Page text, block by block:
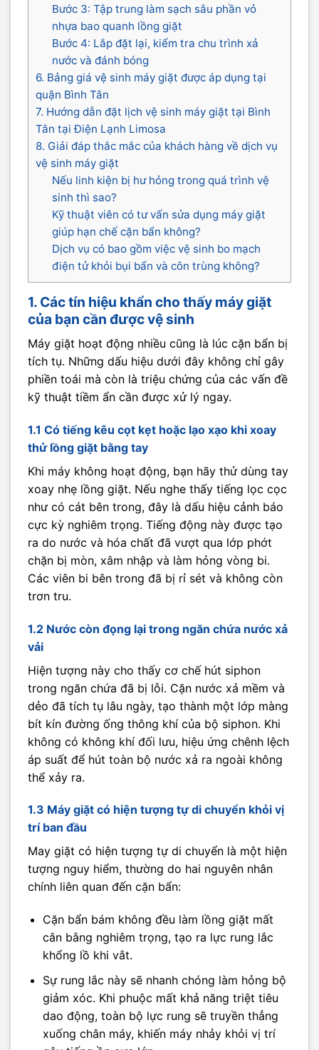
Bước 3: Tập trung làm sạch sâu phần vỏ
nhựa bao quanh lồng giặt
Bước 4: Lắp đặt lại, kiểm tra chu trình xả
nước và đánh bóng
6. Bảng giá vệ sinh máy giặt được áp dụng tại
quận Bình Tân
7. Hướng dẫn đặt lịch vệ sinh máy giặt tại Bình
Tân tại Điện Lạnh Limosa
8. Giải đáp thắc mắc của khách hàng về dịch vụ
vệ sinh máy giặt
Nếu linh kiện bị hư hỏng trong quá trình vệ
sinh thì sao?
Kỹ thuật viên có tư vấn sửa dụng máy giặt
giúp hạn chế cặn bẩn không?
Dịch vụ có bao gồm việc vệ sinh bo mạch
điện tử khỏi bụi bẩn và côn trùng không?
1. Các tín hiệu khẩn cho thấy máy giặt
của bạn cần được vệ sinh
Máy giặt hoạt động nhiều cũng là lúc cặn bẩn bị
tích tụ. Những dấu hiệu dưới đây không chỉ gây
phiền toái mà còn là triệu chứng của các vấn đề
kỹ thuật tiềm ẩn cần được xử lý ngay.
1.1 Có tiếng kêu cọt kẹt hoặc lạo xạo khi xoay
thử lồng giặt bằng tay
Khi máy không hoạt động, bạn hãy thử dùng tay
xoay nhẹ lồng giặt. Nếu nghe thấy tiếng lọc cọc
như có cát bên trong, đây là dấu hiệu cảnh báo
cực kỳ nghiêm trọng. Tiếng động này được tạo
ra do nước và hóa chất đã vượt qua lớp phớt
chặn bị mòn, xâm nhập và làm hỏng vòng bi.
Các viên bi bên trong đã bị rỉ sét và không còn
trơn tru.
1.2 Nước còn đọng lại trong ngăn chứa nước xả
vải
Hiện tượng này cho thấy cơ chế hút siphon
trong ngăn chứa đã bị lỗi. Cặn nước xả mềm và
dẻo đã tích tụ lâu ngày, tạo thành một lớp màng
bít kín đường ống thông khí của bộ siphon. Khi
không có không khí đối lưu, hiệu ứng chênh lệch
áp suất để hút toàn bộ nước xả ra ngoài không
thể xảy ra.
1.3 Máy giặt có hiện tượng tự di chuyển khỏi vị
trí ban đầu
May giặt có hiện tượng tự di chuyển là một hiện
tượng nguy hiểm, thường do hai nguyên nhân
chính liên quan đến cặn bẩn:
Cặn bẩn bám không đều làm lồng giặt mất
cân bằng nghiêm trọng, tạo ra lực rung lắc
khổng lồ khi vắt.
Sự rung lắc này sẽ nhanh chóng làm hỏng bộ
giảm xóc. Khi phuộc mất khả năng triệt tiêu
dao động, toàn bộ lực rung sẽ truyền thẳng
xuống chân máy, khiến máy nhảy khỏi vị trí